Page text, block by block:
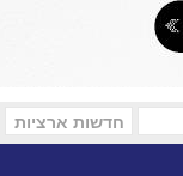
חדשות ארציות